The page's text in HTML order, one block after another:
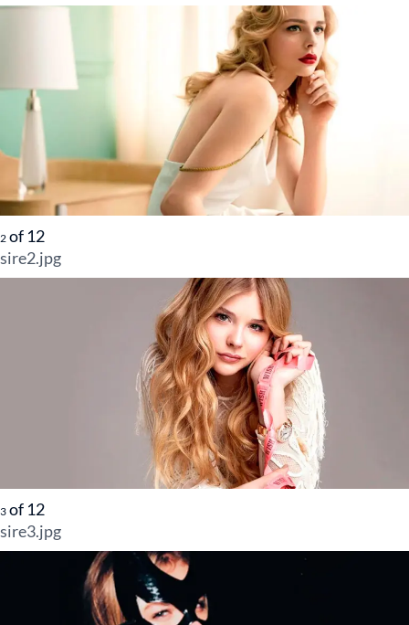
2 of 12
sire2.jpg
3 of 12
sire3.jpg